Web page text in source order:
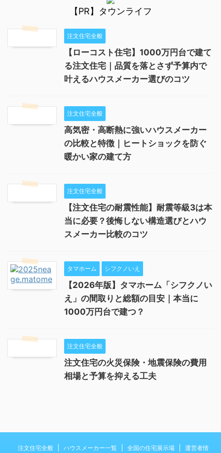
【PR】タウンライフ
注文住宅全般
【ローコスト住宅】1000万円台で建て
る注文住宅｜品質を落とさず予算内で
叶えるハウスメーカー選びのコツ
注文住宅全般
高気密・高断熱に強いハウスメーカー
の比較と特徴｜ヒートショックを防ぐ
暖かい家の建て方
注文住宅全般
【注文住宅の耐震性能】耐震等級3は本
当に必要？後悔しない構造選びとハウ
スメーカー比較のコツ
タマホーム シフクノいえ
【2026年版】タマホーム「シフクノい
え」の間取りと総額の目安｜本当に
1000万円台で建つ？
注文住宅全般
注文住宅の火災保険・地震保険の費用
相場と予算を抑える工夫
注文住宅全般 ハウスメーカー一覧 全国の住宅展示場 運営者情